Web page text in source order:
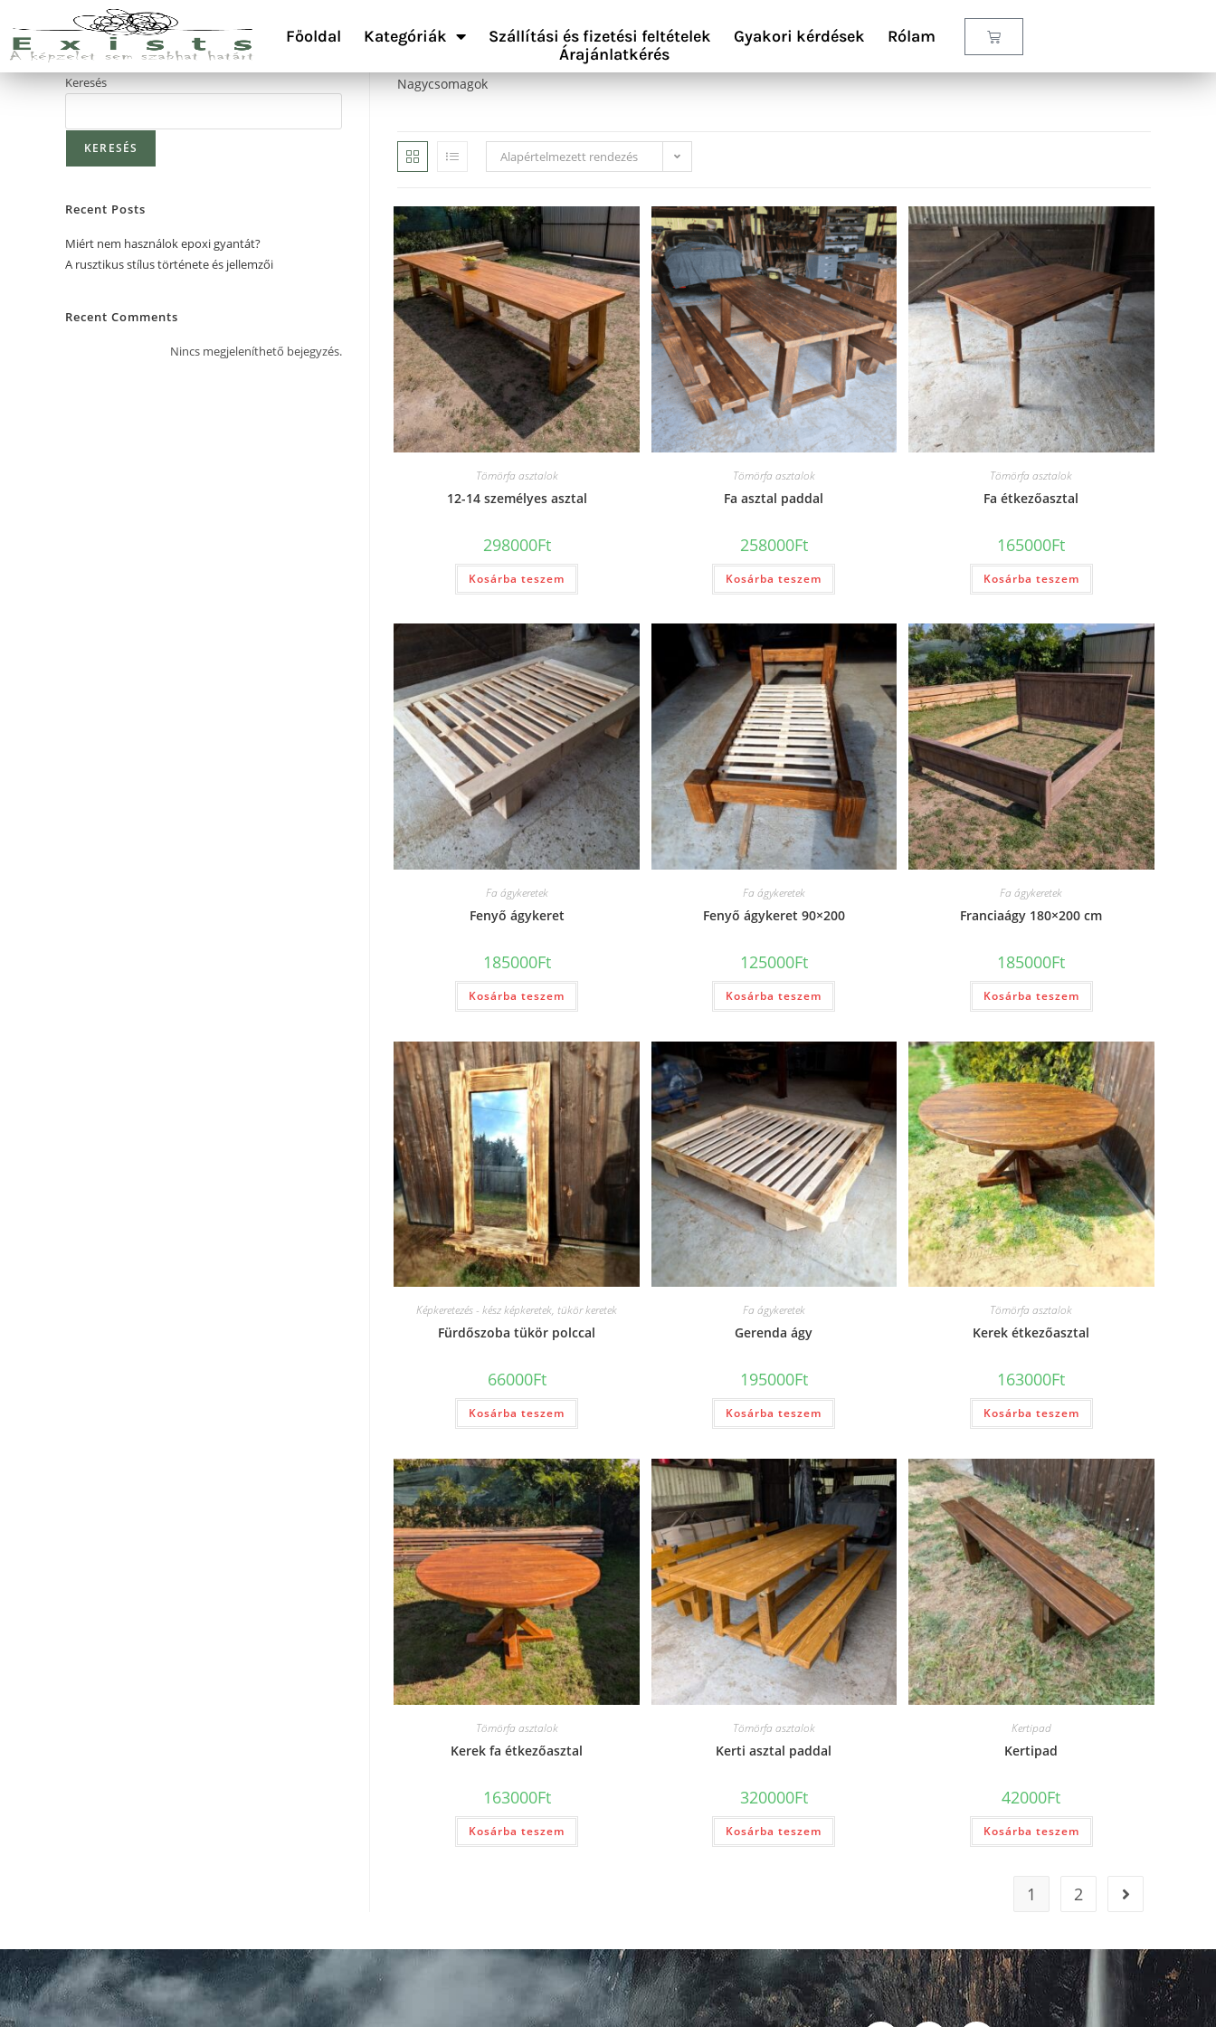
Főoldal Kategóriák Szállítási és fizetési feltételek Gyakori kérdések
Rólam
Árajánlatkérés
Nagycsomagok
Alapértelmezett rendezés
Tömörfa asztalok
12-14 személyes asztal
298000Ft
Kosárba teszem
Tömörfa asztalok
Fa asztal paddal
258000Ft
Kosárba teszem
Tömörfa asztalok
Fa étkezőasztal
165000Ft
Kosárba teszem
Fa ágykeretek
Fenyő ágykeret
185000Ft
Kosárba teszem
Fa ágykeretek
Fenyő ágykeret 90×200
125000Ft
Kosárba teszem
Fa ágykeretek
Franciaágy 180×200 cm
185000Ft
Kosárba teszem
Képkeretezés - kész képkeretek, tükör keretek
Fürdőszoba tükör polccal
66000Ft
Kosárba teszem
Fa ágykeretek
Gerenda ágy
195000Ft
Kosárba teszem
Tömörfa asztalok
Kerek étkezőasztal
163000Ft
Kosárba teszem
Tömörfa asztalok
Kerek fa étkezőasztal
163000Ft
Kosárba teszem
Tömörfa asztalok
Kerti asztal paddal
320000Ft
Kosárba teszem
Kertipad
Kertipad
42000Ft
Kosárba teszem
1 2
Keresés
KERESÉS
Recent Posts
Miért nem használok epoxi gyantát?
A rusztikus stílus története és jellemzői
Recent Comments
Nincs megjeleníthető bejegyzés.